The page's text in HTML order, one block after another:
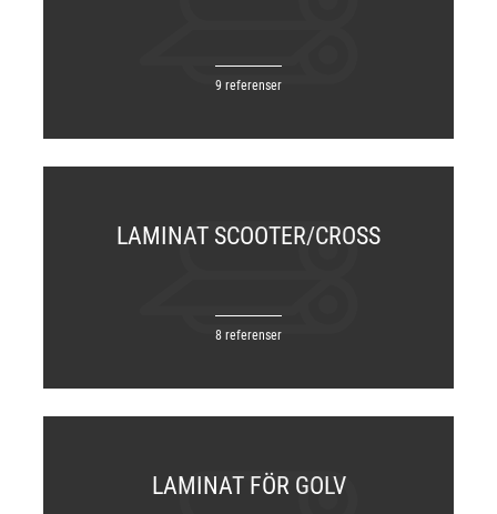
9 referenser
LAMINAT SCOOTER/CROSS
8 referenser
LAMINAT FÖR GOLV